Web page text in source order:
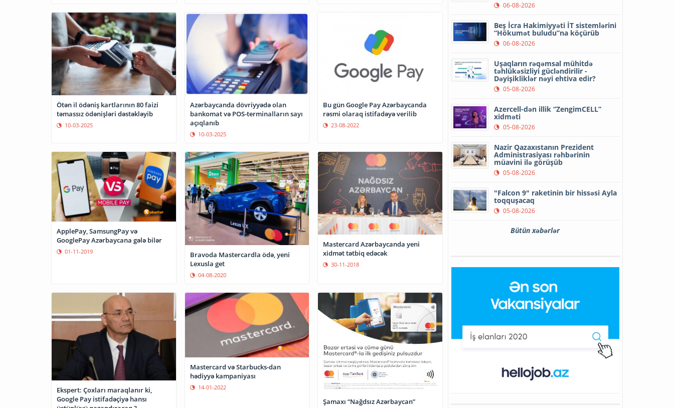
Ötən il ödəniş kartlarının 80 faizi
təmassız ödənişləri dəstəkləyib
10-03-2025
Azərbaycanda dövriyyədə olan
bankomat və POS-terminalların sayı
açıqlanıb
10-03-2025
Bu gün Google Pay Azərbaycanda
rəsmi olaraq istifadəyə verilib
23-08-2022
ApplePay, SamsungPay və
GooglePay Azərbaycana gələ bilər
01-11-2019
Bravoda Mastercardla ödə, yeni
Lexusla get
04-08-2020
Mastercard Azərbaycanda yeni
xidmət tətbiq edəcək
30-11-2018
Ekspert: Çoxları maraqlanır ki,
Google Pay istifadəçiyə hansı
Mastercard və Starbucks-dan
hədiyyə kampaniyası
14-01-2022
Şamaxı “Nağdsız Azərbaycan”
06-08-2026
Beş İcra Hakimiyyəti İT sistemlərini
“Hökumət buludu”na köçürüb
06-08-2026
Uşaqların rəqəmsal mühitdə
təhlükəsizliyi gücləndirilir -
Dəyişikliklər nəyi ehtiva edir?
05-08-2026
Azercell-dən illik “ZengimCELL”
xidməti
05-08-2026
Nazir Qazaxıstanın Prezident
Administrasiyası rəhbərinin
müavini ilə görüşüb
05-08-2026
"Falcon 9" raketinin bir hissəsi Ayla
toqquşacaq
05-08-2026
Bütün xəbərlər